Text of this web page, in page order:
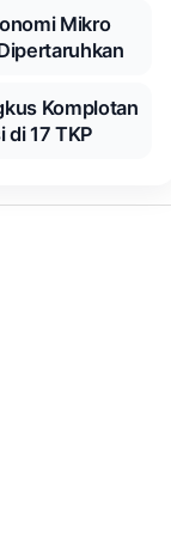
Mikro
Komplotan
di 17 TKP